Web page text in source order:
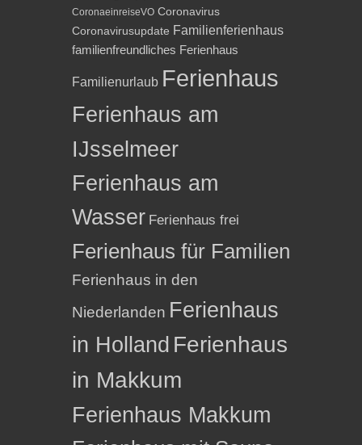
CoronaeinreiseVO Coronavirus
Coronavirusupdate Familienferienhaus
familienfreundliches Ferienhaus
Familienurlaub Ferienhaus
Ferienhaus am
IJsselmeer
Ferienhaus am
Wasser Ferienhaus frei
Ferienhaus für Familien
Ferienhaus in den
Niederlanden Ferienhaus
in Holland Ferienhaus
in Makkum
Ferienhaus Makkum